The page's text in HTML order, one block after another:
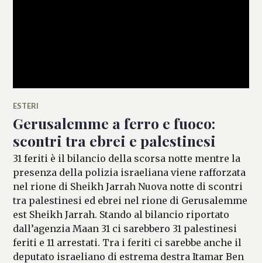
ESTERI
Gerusalemme a ferro e fuoco:
scontri tra ebrei e palestinesi
31 feriti è il bilancio della scorsa notte mentre la
presenza della polizia israeliana viene rafforzata
nel rione di Sheikh Jarrah Nuova notte di scontri
tra palestinesi ed ebrei nel rione di Gerusalemme
est Sheikh Jarrah. Stando al bilancio riportato
dall’agenzia Maan 31 ci sarebbero 31 palestinesi
feriti e 11 arrestati. Tra i feriti ci sarebbe anche il
deputato israeliano di estrema destra Itamar Ben